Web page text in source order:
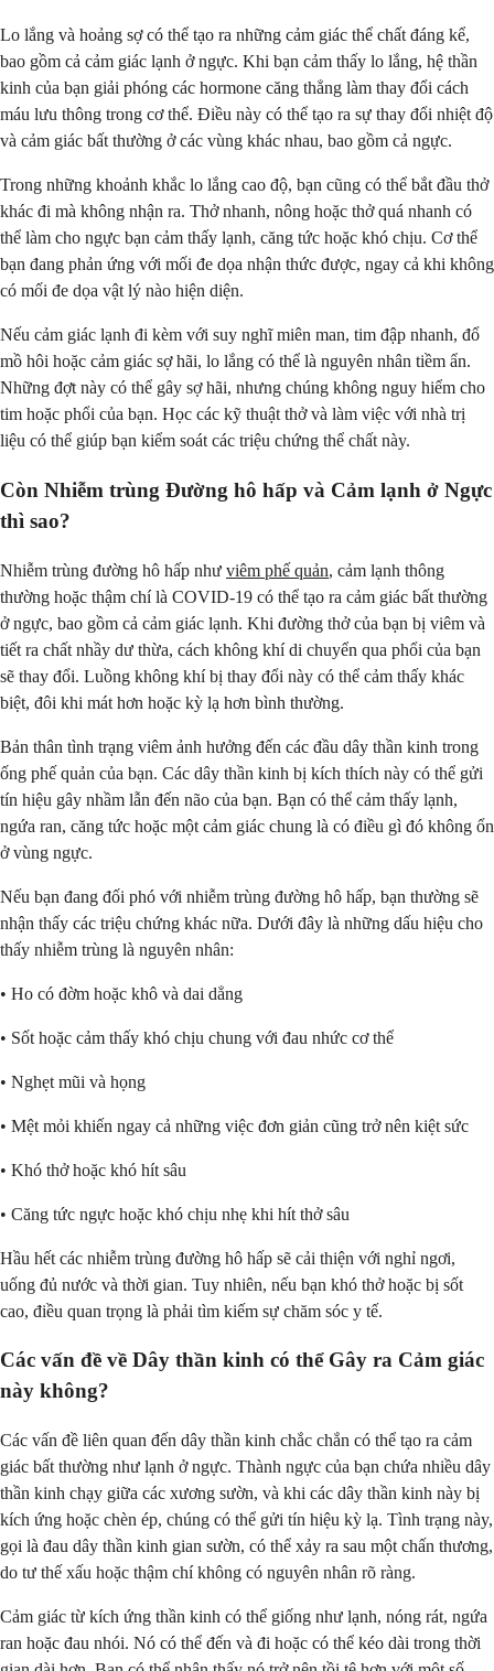
Lo lắng và hoảng sợ có thể tạo ra những cảm giác thể chất đáng kể,
bao gồm cả cảm giác lạnh ở ngực. Khi bạn cảm thấy lo lắng, hệ thần
kinh của bạn giải phóng các hormone căng thẳng làm thay đổi cách
máu lưu thông trong cơ thể. Điều này có thể tạo ra sự thay đổi nhiệt độ
và cảm giác bất thường ở các vùng khác nhau, bao gồm cả ngực.
Trong những khoảnh khắc lo lắng cao độ, bạn cũng có thể bắt đầu thở
khác đi mà không nhận ra. Thở nhanh, nông hoặc thở quá nhanh có
thể làm cho ngực bạn cảm thấy lạnh, căng tức hoặc khó chịu. Cơ thể
bạn đang phản ứng với mối đe dọa nhận thức được, ngay cả khi không
có mối đe dọa vật lý nào hiện diện.
Nếu cảm giác lạnh đi kèm với suy nghĩ miên man, tim đập nhanh, đổ
mồ hôi hoặc cảm giác sợ hãi, lo lắng có thể là nguyên nhân tiềm ẩn.
Những đợt này có thể gây sợ hãi, nhưng chúng không nguy hiểm cho
tim hoặc phổi của bạn. Học các kỹ thuật thở và làm việc với nhà trị
liệu có thể giúp bạn kiểm soát các triệu chứng thể chất này.
Còn Nhiễm trùng Đường hô hấp và Cảm lạnh ở Ngực
thì sao?
Nhiễm trùng đường hô hấp như viêm phế quản, cảm lạnh thông
thường hoặc thậm chí là COVID-19 có thể tạo ra cảm giác bất thường
ở ngực, bao gồm cả cảm giác lạnh. Khi đường thở của bạn bị viêm và
tiết ra chất nhầy dư thừa, cách không khí di chuyển qua phổi của bạn
sẽ thay đổi. Luồng không khí bị thay đổi này có thể cảm thấy khác
biệt, đôi khi mát hơn hoặc kỳ lạ hơn bình thường.
Bản thân tình trạng viêm ảnh hưởng đến các đầu dây thần kinh trong
ống phế quản của bạn. Các dây thần kinh bị kích thích này có thể gửi
tín hiệu gây nhầm lẫn đến não của bạn. Bạn có thể cảm thấy lạnh,
ngứa ran, căng tức hoặc một cảm giác chung là có điều gì đó không ổn
ở vùng ngực.
Nếu bạn đang đối phó với nhiễm trùng đường hô hấp, bạn thường sẽ
nhận thấy các triệu chứng khác nữa. Dưới đây là những dấu hiệu cho
thấy nhiễm trùng là nguyên nhân:
• Ho có đờm hoặc khô và dai dẳng
• Sốt hoặc cảm thấy khó chịu chung với đau nhức cơ thể
• Nghẹt mũi và họng
• Mệt mỏi khiến ngay cả những việc đơn giản cũng trở nên kiệt sức
• Khó thở hoặc khó hít sâu
• Căng tức ngực hoặc khó chịu nhẹ khi hít thở sâu
Hầu hết các nhiễm trùng đường hô hấp sẽ cải thiện với nghỉ ngơi,
uống đủ nước và thời gian. Tuy nhiên, nếu bạn khó thở hoặc bị sốt
cao, điều quan trọng là phải tìm kiếm sự chăm sóc y tế.
Các vấn đề về Dây thần kinh có thể Gây ra Cảm giác
này không?
Các vấn đề liên quan đến dây thần kinh chắc chắn có thể tạo ra cảm
giác bất thường như lạnh ở ngực. Thành ngực của bạn chứa nhiều dây
thần kinh chạy giữa các xương sườn, và khi các dây thần kinh này bị
kích ứng hoặc chèn ép, chúng có thể gửi tín hiệu kỳ lạ. Tình trạng này,
gọi là đau dây thần kinh gian sườn, có thể xảy ra sau một chấn thương,
do tư thế xấu hoặc thậm chí không có nguyên nhân rõ ràng.
Cảm giác từ kích ứng thần kinh có thể giống như lạnh, nóng rát, ngứa
ran hoặc đau nhói. Nó có thể đến và đi hoặc có thể kéo dài trong thời